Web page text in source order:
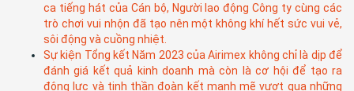
ca tiếng hát của Cán bộ, Người lao động Công ty cùng các
trò chơi vui nhộn đã tạo nên một không khí hết sức vui vẻ,
sôi động và cuồng nhiệt.
Sự kiện Tổng kết Năm 2023 của Airimex không chỉ là dịp để
đánh giá kết quả kinh doanh mà còn là cơ hội để tạo ra
động lực và tinh thần đoàn kết mạnh mẽ vượt qua những